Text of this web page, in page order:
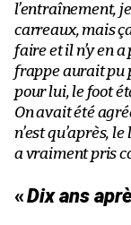
l’entraînement,
carreaux, mais
faire et il n’y en
frappe aurait pu
pour lui, le foot
On avait été
n’est qu’après,
a vraiment pris
«Dix ans